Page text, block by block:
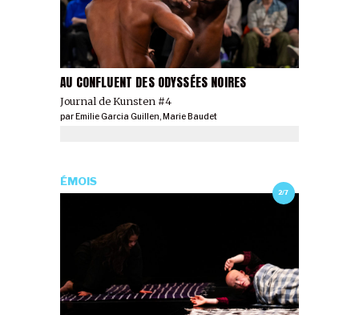
AU CONFLUENT DES ODYSSÉES NOIRES
Journal de Kunsten #4
parEmilie Garcia Guillen,Marie Baudet
2/7
ÉMOIS